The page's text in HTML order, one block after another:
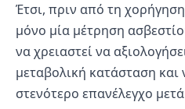
Έτσι, πριν από τη
μόνο μία μέτρηση
να χρειαστεί να
μεταβολική κατάσταση
στενότερο επανέλεγχο